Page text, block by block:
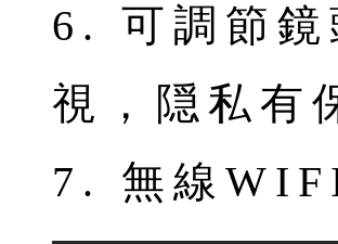
6. 可調節鏡
視，隠私有
7. 無線